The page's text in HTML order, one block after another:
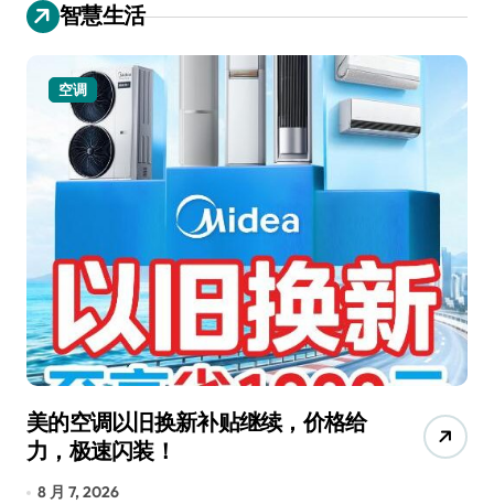
智慧生活
调以旧换新补贴继续，价格给
速闪装！
2026
追觅清
4000万